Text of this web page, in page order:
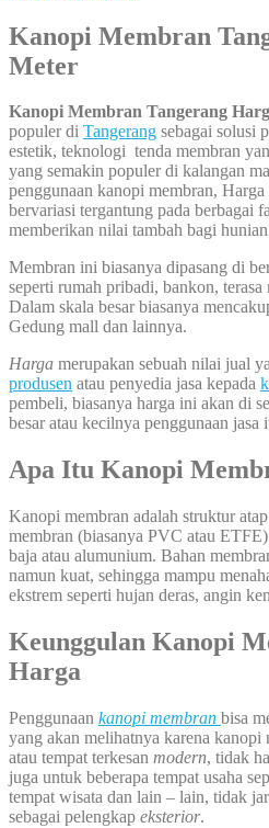
Kanopi Membran
Meter
Kanopi Membran Tangerang
populer di Tangerang sebagai solusi
estetik, teknologi tenda membran
yang semakin populer di kalangan
penggunaan kanopi membran,
bervariasi tergantung pada berbagai
memberikan nilai tambah bagi
Membran ini biasanya dipasang di
seperti rumah pribadi, bankon,
Dalam skala besar biasanya
Gedung mall dan lainnya.
Harga merupakan sebuah nilai jual
produsen atau penyedia jasa kepada
pembeli, biasanya harga ini akan di
besar atau kecilnya penggunaan jasa
Apa Itu Kanopi
Kanopi membran adalah struktur
membran (biasanya PVC atau
baja atau alumunium. Bahan
namun kuat, sehingga mampu
ekstrem seperti hujan deras, angin
Keunggulan Kanopi
Harga
Penggunaan kanopi membran bisa
yang akan melihatnya karena kanopi
atau tempat terkesan modern, tidak
juga untuk beberapa tempat usaha
tempat wisata dan lain – lain, tidak
sebagai pelengkap eksterior.